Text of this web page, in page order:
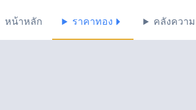
หน้าหลัก ราคาทอง คลังควา